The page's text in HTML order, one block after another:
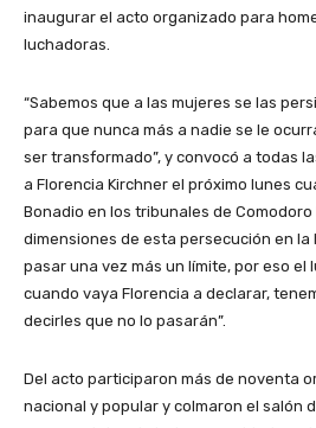
inaugurar el acto organizado para
luchadoras.
“Sabemos que a las mujeres se las
para que nunca más a nadie se le
ser transformado”, y convocó a todas
a Florencia Kirchner el próximo lunes
Bonadio en los tribunales de Comodoro
dimensiones de esta persecución en
pasar una vez más un límite, por eso
cuando vaya Florencia a declarar,
decirles que no lo pasarán”.
Del acto participaron más de noventa
nacional y popular y colmaron el salón